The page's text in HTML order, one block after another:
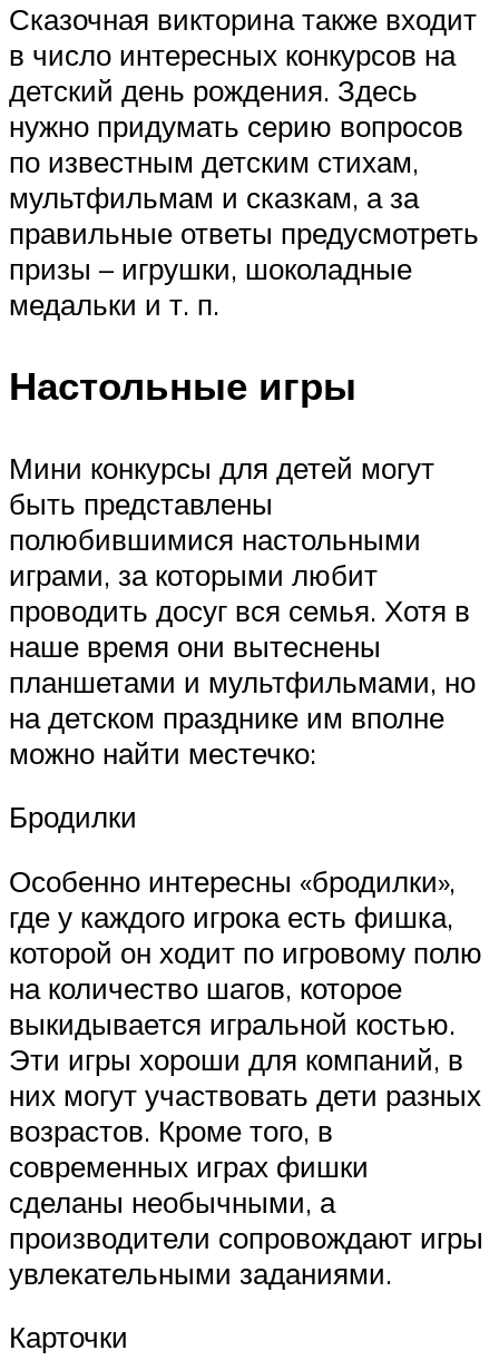
Сказочная викторина также входит
в число интересных конкурсов на
детский день рождения. Здесь
нужно придумать серию вопросов
по известным детским стихам,
мультфильмам и сказкам, а за
правильные ответы предусмотреть
призы – игрушки, шоколадные
медальки и т. п.
Настольные игры
Мини конкурсы для детей могут
быть представлены
полюбившимися настольными
играми, за которыми любит
проводить досуг вся семья. Хотя в
наше время они вытеснены
планшетами и мультфильмами, но
на детском празднике им вполне
можно найти местечко:
Бродилки
Особенно интересны «бродилки»,
где у каждого игрока есть фишка,
которой он ходит по игровому полю
на количество шагов, которое
выкидывается игральной костью.
Эти игры хороши для компаний, в
них могут участвовать дети разных
возрастов. Кроме того, в
современных играх фишки
сделаны необычными, а
производители сопровождают игры
увлекательными заданиями.
Карточки